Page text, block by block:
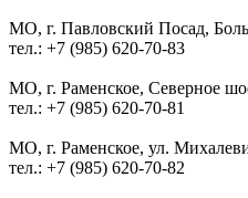
МО, г. Павловский Посад,
тел.: +7 (985) 620-70-83
МО, г. Раменское, Северное
тел.: +7 (985) 620-70-81
МО, г. Раменское, ул.
тел.: +7 (985) 620-70-82